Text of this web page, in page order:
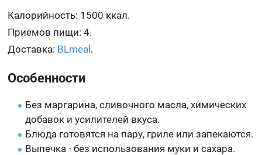
Калорийность: 1500 ккал.
Приемов пищи: 4.
Доставка: BLmeal .
Особенности
Без маргарина, сливочного масла, химических
добавок и усилителей вкуса.
Блюда готовятся на пару, гриле или запекаются.
Выпечка - без использования муки и сахара.